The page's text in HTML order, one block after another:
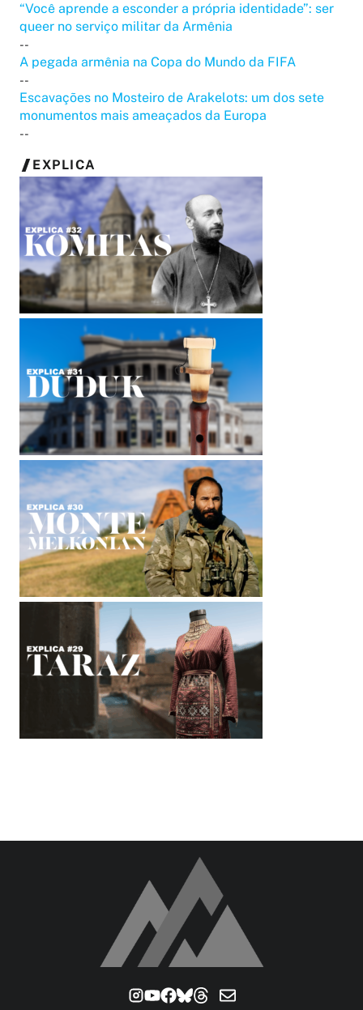
“Você aprende a esconder a própria identidade”: ser
queer no serviço militar da Armênia
--
A pegada armênia na Copa do Mundo da FIFA
--
Escavações no Mosteiro de Arakelots: um dos sete
monumentos mais ameaçados da Europa
--
EXPLICA